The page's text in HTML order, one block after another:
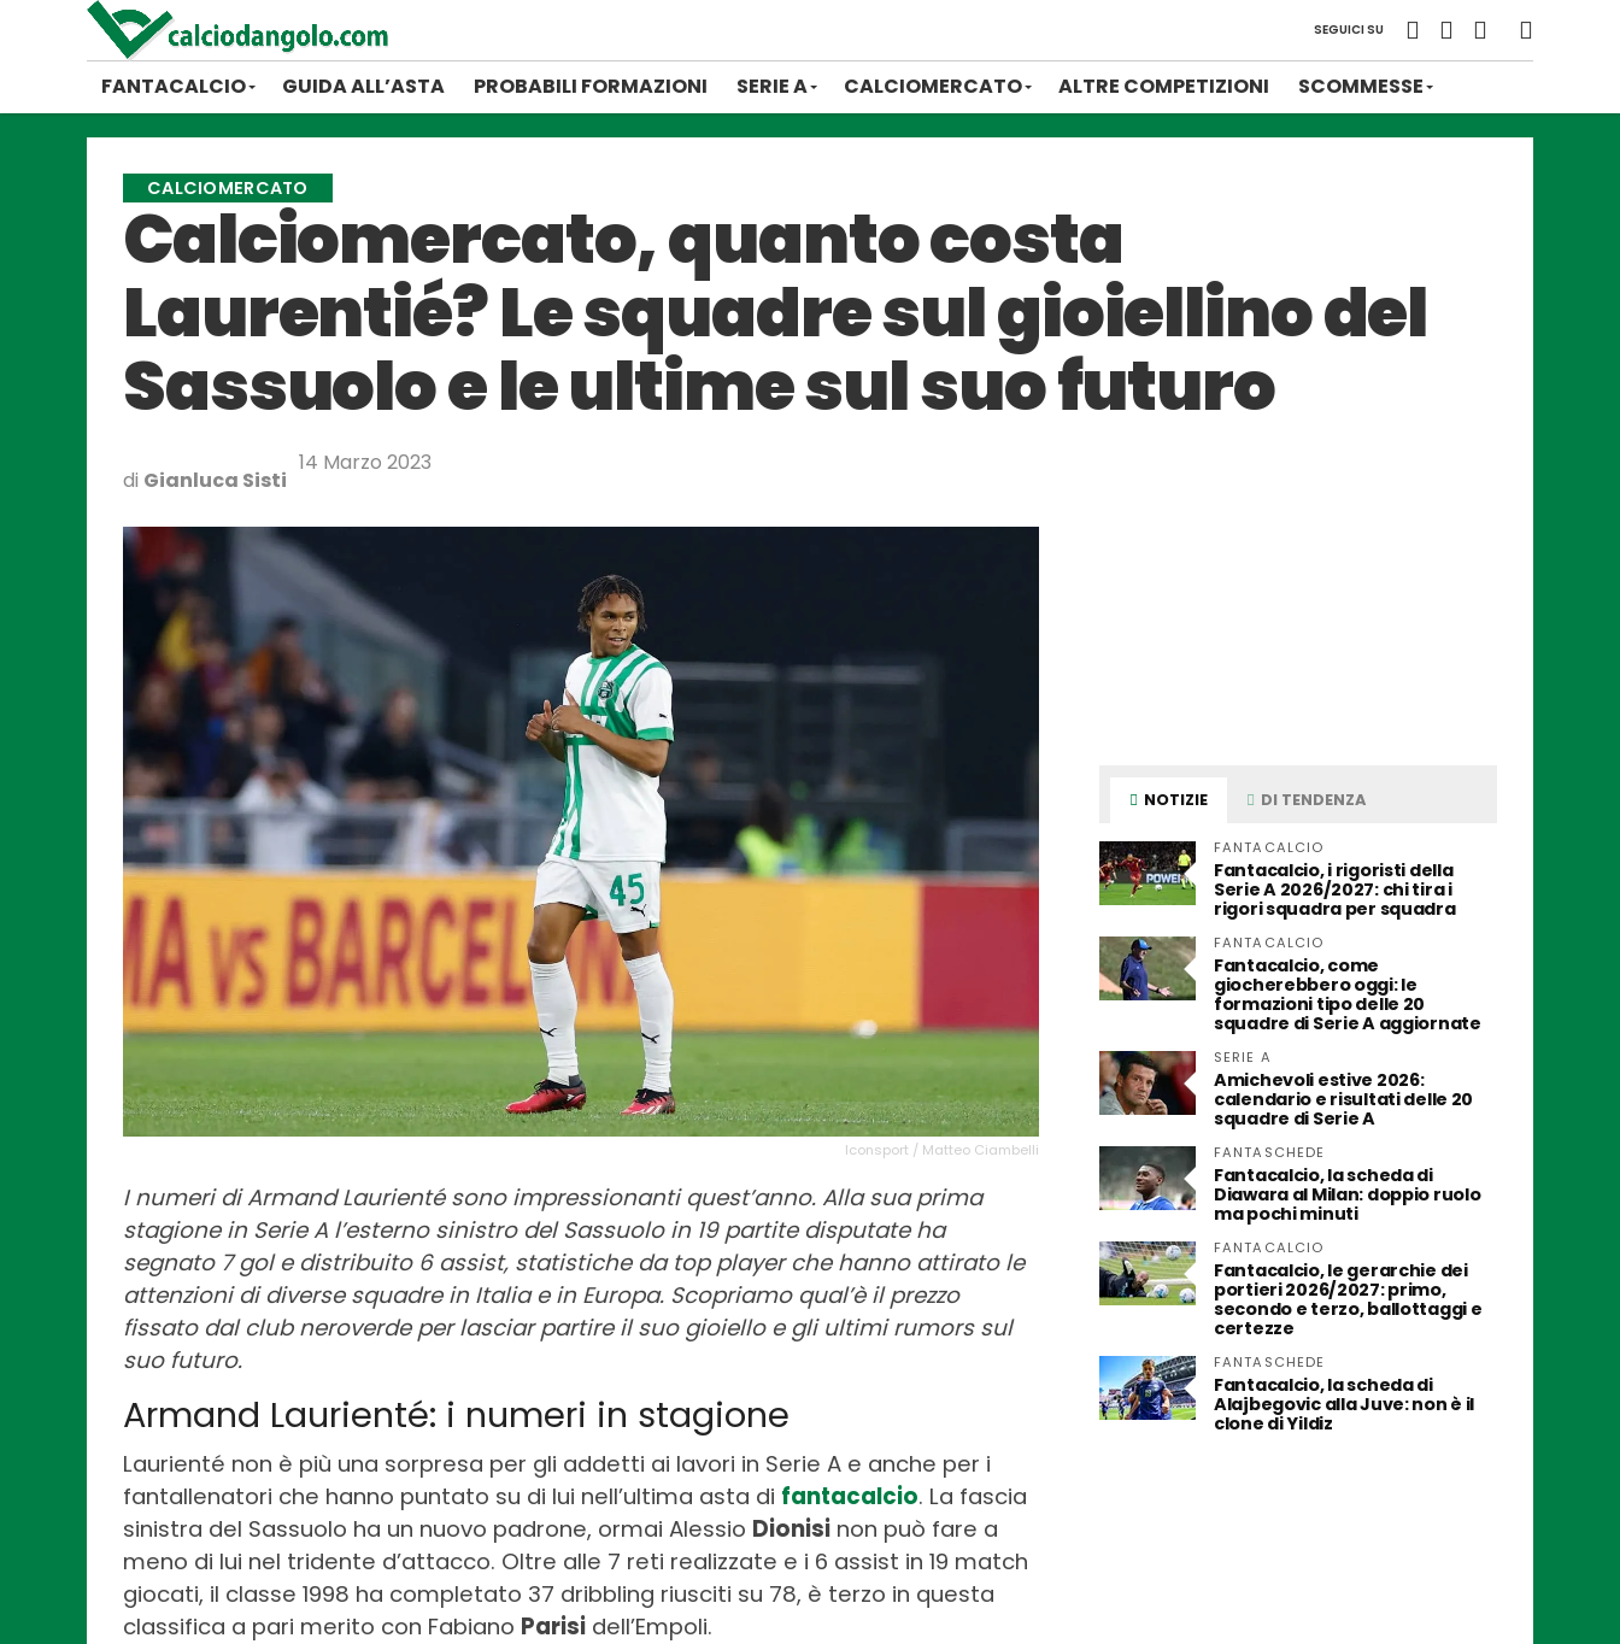
SEGUICI SU
FANTACALCIO GUIDA ALL’ASTA PROBABILI FORMAZIONI SERIE A CALCIOMERCATO ALTRE COMPETIZIONI SCOMMESSE
CALCIOMERCATO
Calciomercato, quanto costa
Laurentié? Le squadre sul gioiellino del
Sassuolo e le ultime sul suo futuro
di Gianluca Sisti
14 Marzo 2023
Iconsport / Matteo Ciambelli
I numeri di Armand Laurienté sono impressionanti quest’anno. Alla sua prima
stagione in Serie A l’esterno sinistro del Sassuolo in 19 partite disputate ha
segnato 7 gol e distribuito 6 assist, statistiche da top player che hanno attirato le
attenzioni di diverse squadre in Italia e in Europa. Scopriamo qual’è il prezzo
fissato dal club neroverde per lasciar partire il suo gioiello e gli ultimi rumors sul
suo futuro.
Armand Laurienté: i numeri in stagione
Laurienté non è più una sorpresa per gli addetti ai lavori in Serie A e anche per i
fantallenatori che hanno puntato su di lui nell’ultima asta di fantacalcio. La fascia
sinistra del Sassuolo ha un nuovo padrone, ormai Alessio Dionisi non può fare a
meno di lui nel tridente d’attacco. Oltre alle 7 reti realizzate e i 6 assist in 19 match
giocati, il classe 1998 ha completato 37 dribbling riusciti su 78, è terzo in questa
classifica a pari merito con Fabiano Parisi dell’Empoli.
NOTIZIE DI TENDENZA
FANTACALCIO
Fantacalcio, i rigoristi della
Serie A 2026/2027: chi tira i
rigori squadra per squadra
FANTACALCIO
Fantacalcio, come
giocherebbero oggi: le
formazioni tipo delle 20
squadre di Serie A aggiornate
SERIE A
Amichevoli estive 2026:
calendario e risultati delle 20
squadre di Serie A
FANTASCHEDE
Fantacalcio, la scheda di
Diawara al Milan: doppio ruolo
ma pochi minuti
FANTACALCIO
Fantacalcio, le gerarchie dei
portieri 2026/2027: primo,
secondo e terzo, ballottaggi e
certezze
FANTASCHEDE
Fantacalcio, la scheda di
Alajbegovic alla Juve: non è il
clone di Yildiz